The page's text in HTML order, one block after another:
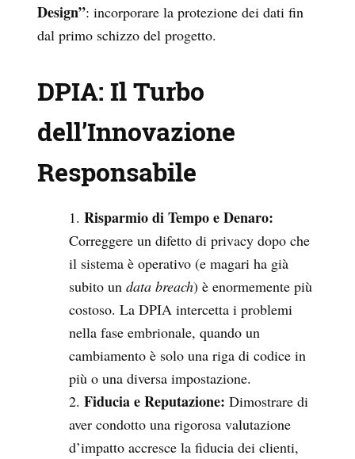
Design”: incorporare la protezione dei dati fin
dal primo schizzo del progetto.
DPIA: Il Turbo
dell’Innovazione
Responsabile
Risparmio di Tempo e Denaro:
Correggere un difetto di privacy dopo che
il sistema è operativo (e magari ha già
subito un data breach) è enormemente più
costoso. La DPIA intercetta i problemi
nella fase embrionale, quando un
cambiamento è solo una riga di codice in
più o una diversa impostazione.
Fiducia e Reputazione: Dimostrare di
aver condotto una rigorosa valutazione
d’impatto accresce la fiducia dei clienti,